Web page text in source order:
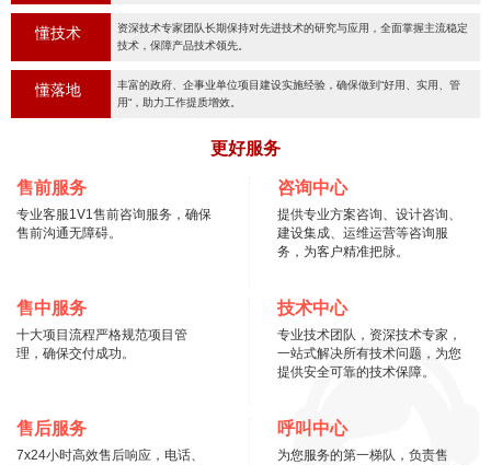
懂技术
资深技术专家团队长期保持对先进技术的研究与应用，全面掌握主流稳定
技术，保障产品技术领先。
懂落地
丰富的政府、企事业单位项目建设实施经验，确保做到“好用、实用、管
用“，助力工作提质增效。
更好服务
售前服务
专业客服1V1售前咨询服务，确保
售前沟通无障碍。
咨询中心
提供专业方案咨询、设计咨询、
建设集成、运维运营等咨询服
务，为客户精准把脉。
售中服务
十大项目流程严格规范项目管
理，确保交付成功。
技术中心
专业技术团队，资深技术专家，
一站式解决所有技术问题，为您
提供安全可靠的技术保障。
售后服务
7x24小时高效售后响应，电话、
呼叫中心
为您服务的第一梯队，负责售